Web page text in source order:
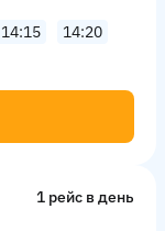
14:15
14:20
1 рейс в день